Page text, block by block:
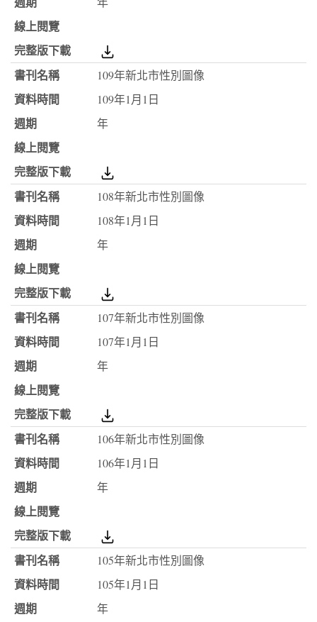
109年新北市性別圖像
109年1月1日
年
108年新北市性別圖像
108年1月1日
年
107年新北市性別圖像
107年1月1日
年
106年新北市性別圖像
106年1月1日
年
105年新北市性別圖像
105年1月1日
年